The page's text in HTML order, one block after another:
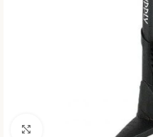
Haga clic para ampliar